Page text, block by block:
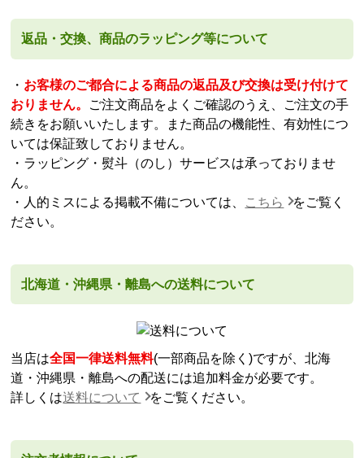
返品・交換、商品のラッピング等について
・ お客様のご都合による商品の返品及び交換は受け付けて
おりません。 ご注文商品をよくご確認のうえ、ご注文の手
続きをお願いいたします。また商品の機能性、有効性につ
いては保証致しておりません。
・ラッピング・熨斗（のし）サービスは承っておりませ
ん。
・人的ミスによる掲載不備については、 こちら
をご覧く
ださい。
北海道・沖縄県・離島への送料について
当店は全国一律送料無料(一部商品を除く)ですが、北海
道・沖縄県・離島への配送には追加料金が必要です。
詳しくは送料について をご覧ください。